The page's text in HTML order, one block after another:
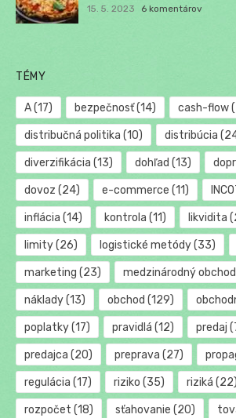
15. 5. 2023 6 komentárov
TÉMY
A(17) bezpečnosť(14) cash-flow
distribučná politika (10) distribúcia
diverzifikácia (13) dohľad (13)
dovoz (24) e-commerce (11)
inflácia (14) kontrola (11) likvidita
limity(26) logistické metódy(33)
marketing (23) medzinárodný obchod
náklady(13) obchod (129)
poplatky(17) pravidlá (12) predaj
predajca (20) preprava (27)
regulácia (17) riziko (35) riziká (22)
rozpočet (18) sťahovanie (20)